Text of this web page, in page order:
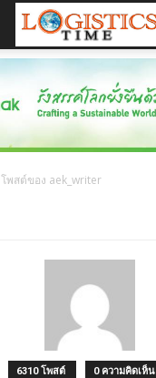
โพสต์ของ aek_writer
6310 โพสต์ 0 ความคิดเห็น